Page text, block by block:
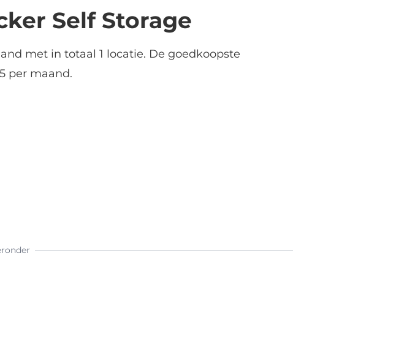
Self Storage
met in totaal 1 locatie. De goedkoopste
per maand.